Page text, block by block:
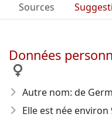
Sources
Données
Autre nom: de
Elle est née environ